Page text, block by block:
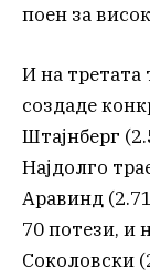
поен за
И на третата
создаде
Штајнберг
Најдолго
Аравинд
70 потези, и
Соколовски